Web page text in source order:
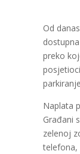
Od
preko
Naplata
Građani
zelenoj
telefona,